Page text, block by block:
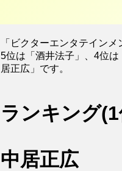
「ビクターエンタテイン
5位は「酒井法子」、4位
居正広」です。
ランキング
中居正広